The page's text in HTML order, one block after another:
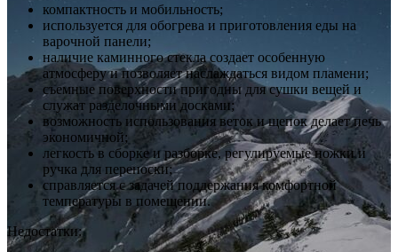
компактность и мобильность;
используется для обогрева и приготовления еды на
варочной панели;
наличие каминного стекла создает особенную
атмосферу и позволяет наслаждаться видом пламени;
съемные поверхности пригодны для сушки вещей и
служат разделочными досками;
возможность использования веток и щепок делает печь
экономичной;
легкость в сборке и разборке, регулируемые ножки и
ручка для переноски;
справляется с задачей поддержания комфортной
температуры в помещении.
Недостатки: